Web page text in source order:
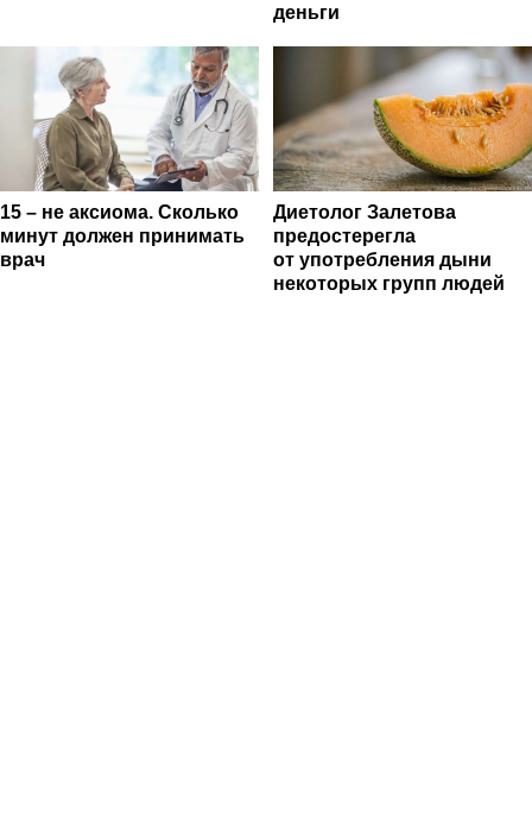
деньги
15 – не аксиома. Сколько
минут должен принимать
врач
Диетолог Залетова
предостерегла
от употребления дыни
некоторых групп людей